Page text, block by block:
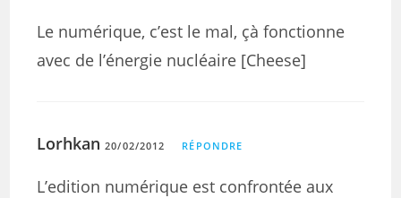
Le numérique, c’est le mal, çà fonctionne
avec de l’énergie nucléaire [Cheese]
Lorhkan 20/02/2012 RÉPONDRE
L’edition numérique est confrontée aux